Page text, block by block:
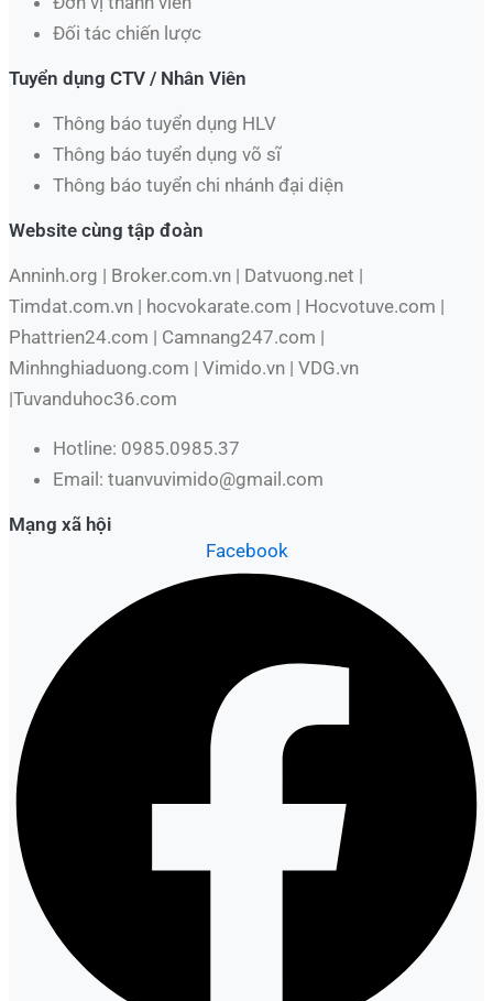
Đối tác chiến lược
Tuyển dụng CTV / Nhân Viên
Thông báo tuyển dụng HLV
Thông báo tuyển dụng võ sĩ
Thông báo tuyển chi nhánh đại diện
Website cùng tập đoàn
Anninh.org | Broker.com.vn | Datvuong.net |
Timdat.com.vn | hocvokarate.com | Hocvotuve.com |
Phattrien24.com | Camnang247.com |
Minhnghiaduong.com | Vimido.vn | VDG.vn
|Tuvanduhoc36.com
Hotline: 0985.0985.37
Email: tuanvuvimido@gmail.com
Mạng xã hội
Facebook